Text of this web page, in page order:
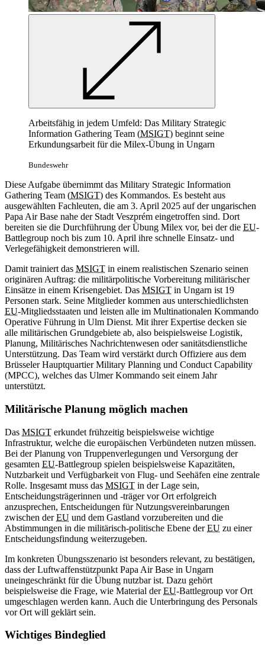
Arbeitsfähig in jedem Umfeld: Das Military Strategic
Information Gathering Team (MSIGT) beginnt seine
Erkundungsarbeit für die Milex-Übung in Ungarn
Bundeswehr
Diese Aufgabe übernimmt das Military Strategic Information
Gathering Team (MSIGT) des Kommandos. Es besteht aus
ausgewählten Fachleuten, die am 3. April 2025 auf der ungarischen
Papa Air Base nahe der Stadt Veszprém eingetroffen sind. Dort
bereiten sie die Durchführung der Übung Milex vor, bei der die EU-
Battlegroup noch bis zum 10. April ihre schnelle Einsatz- und
Verlegefähigkeit demonstrieren will.
Damit trainiert das MSIGT in einem realistischen Szenario seinen
originären Auftrag: die militärpolitische Vorbereitung militärischer
Einsätze in einem Krisengebiet. Das MSIGT in Ungarn ist 19
Personen stark. Seine Mitglieder kommen aus unterschiedlichsten
EU-Mitgliedsstaaten und leisten alle im Multinationalen Kommando
Operative Führung in Ulm Dienst. Mit ihrer Expertise decken sie
alle militärischen Grundgebiete ab, also beispielsweise Logistik,
Planung, Militärisches Nachrichtenwesen oder sanitätsdienstliche
Unterstützung. Das Team wird verstärkt durch Offiziere aus dem
Brüsseler Hauptquartier Military Planning und Conduct Capability
(MPCC), welches das Ulmer Kommando seit einem Jahr
unterstützt.
Militärische Planung möglich machen
Das MSIGT erkundet frühzeitig beispielsweise wichtige
Infrastruktur, welche die europäischen Verbündeten nutzen müssen.
Bei der Planung von Truppenverlegungen und Versorgung der
gesamten EU-Battlegroup spielen beispielsweise Kapazitäten,
Nutzbarkeit und Verfügbarkeit von Flug- und Seehäfen eine zentrale
Rolle. Insgesamt muss das MSIGT in der Lage sein,
Entscheidungsträgerinnen und -träger vor Ort erfolgreich
anzusprechen, Entscheidungen für Nutzungsvereinbarungen
zwischen derEU und dem Gastland vorzubereiten und die
Abstimmungen in die militärisch-politische Ebene derEU zu einer
Entscheidungsfindung weiterzugeben.
Im konkreten Übungsszenario ist besonders relevant, zu bestätigen,
dass der Luftwaffenstützpunkt Papa Air Base in Ungarn
uneingeschränkt für die Übung nutzbar ist. Dazu gehört
beispielsweise die Frage, wie Material derEU-Battlegroup vor Ort
umgeschlagen werden kann. Auch die Unterbringung des Personals
vor Ort will geklärt sein.
Wichtiges Bindeglied